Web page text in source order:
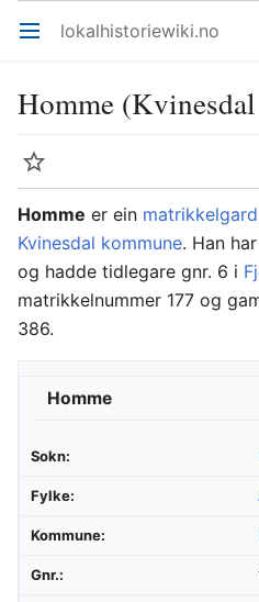
Åpne hovedmenyen lokalhistoriewiki.no
Homme
Overvåk
Homme er ein matrikkelgard
Kvinesdal kommune. Han
og hadde tidlegare gnr. 6 i
matrikkelnummer 177 og
386.
Homme
Sokn:
Fylke:
Kommune:
Gnr.: